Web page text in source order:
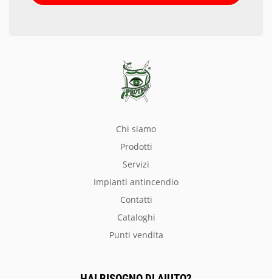
chi siamo
prodotti
servizi
impianti antincendio
Contatti
Cataloghi
Punti vendita